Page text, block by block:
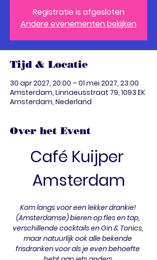
Registratie is afgesloten
Andere evenementen bekijken
Tijd & Locatie
30 apr 2027, 20:00 – 01 mei 2027, 23:00
Amsterdam, Linnaeusstraat 79, 1093 EK
Amsterdam, Nederland
Over het Event
Café Kuijper
Amsterdam
Kom langs voor een lekker drankie!
(Amsterdamse) bieren op fles en tap,
verschillende cocktails en Gin & Tonics,
maar natuurlijk ook alle bekende
frisdranken voor als je even behoefte